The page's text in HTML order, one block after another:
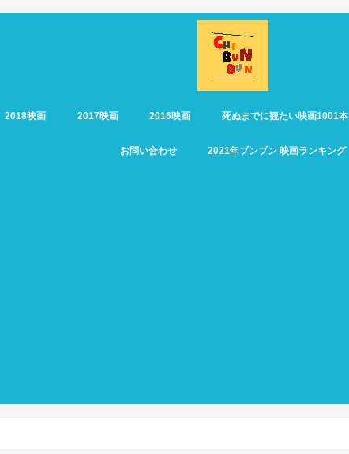
2018映画 2017映画 2016映画 死ぬまでに観たい映画1001本
お問い合わせ 2021年ブンブン 映画ランキング